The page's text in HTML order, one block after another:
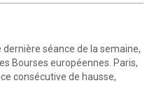
séance de la semaine,
Bourses européennes. Paris,
consécutive de hausse,